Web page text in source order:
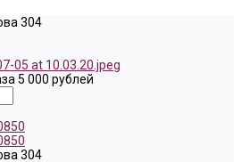
304
5 000 рублей
304